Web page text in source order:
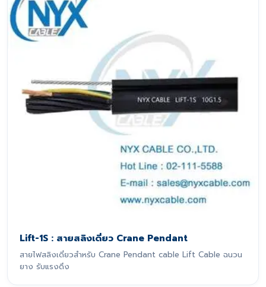
Lift-1S : สายสลิงเดี่ยว Crane Pendant
สายไฟสลิงเดี่ยวสำหรับ Crane Pendant cable Lift Cable ฉนวน
ยาง รับแรงดึง